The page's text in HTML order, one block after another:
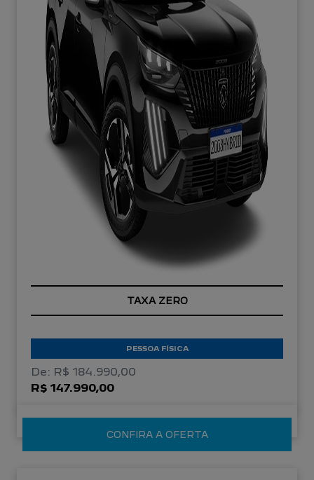
TAXA ZERO
PESSOA FÍSICA
De: R$ 184.990,00
R$ 147.990,00
CONFIRA A OFERTA